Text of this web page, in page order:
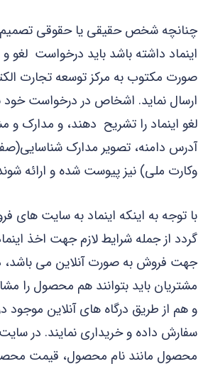
چنانچه شخص حقیقی یا حقوقی تصمیم
اینماد داشته باشد باید درخواست لغو و
صورت مکتوب به مرکز توسعه تجارت
ارسال نماید. اشخاص در درخواست خود
لغو اینماد را تشریح دهند، و مدارک و
آدرس دامنه، تصویر مدارک
وکارت ملی) نیز پیوست شده و ارائه
با توجه به اینکه اینماد به سایت های
گردد از جمله شرایط لازم جهت اخذ
جهت فروش به صورت آنلاین می
مشتریان باید بتوانند هم محصول را
و هم از طریق درگاه های آنلاین
سفارش داده و خریداری نمایند. در
محصول مانند نام محصول، قیمت